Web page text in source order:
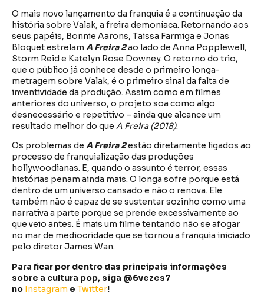
O mais novo lançamento da franquia é a continuação da
história sobre Valak, a freira demoníaca. Retornando aos
seus papéis, Bonnie Aarons, Taissa Farmiga e Jonas
Bloquet estrelam A Freira 2ao lado de Anna Popplewell,
Storm Reid e Katelyn Rose Downey. O retorno do trio,
que o público já conhece desde o primeiro longa-
metragem sobre Valak, é o primeiro sinal da falta de
inventividade da produção. Assim como em filmes
anteriores do universo, o projeto soa como algo
desnecessário e repetitivo – ainda que alcance um
resultado melhor do que A Freira (2018).
Os problemas de A Freira 2estão diretamente ligados ao
processo de franquialização das produções
hollywoodianas. E, quando o assunto é terror, essas
histórias penam ainda mais. O longa sofre porque está
dentro de um universo cansado e não o renova. Ele
também não é capaz de se sustentar sozinho como uma
narrativa a parte porque se prende excessivamente ao
que veio antes. É mais um filme tentando não se afogar
no mar de mediocridade que se tornou a franquia iniciado
pelo diretor James Wan.
Para ficar por dentro das principais informações
sobre a cultura pop, siga @6vezes7
no Instagram e Twitter!